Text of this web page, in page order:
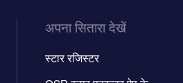
अपना सितारा देखें
स्टार रजिस्टर